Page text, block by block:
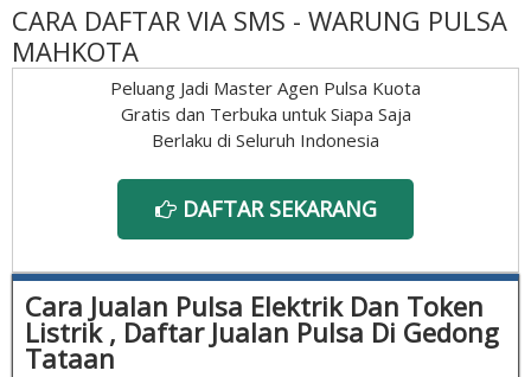
CARA DAFTAR VIA SMS - WARUNG PULSA
MAHKOTA
Peluang Jadi Master Agen Pulsa Kuota
Gratis dan Terbuka untuk Siapa Saja
Berlaku di Seluruh Indonesia
DAFTAR SEKARANG
Cara Jualan Pulsa Elektrik Dan Token
Listrik , Daftar Jualan Pulsa Di Gedong
Tataan